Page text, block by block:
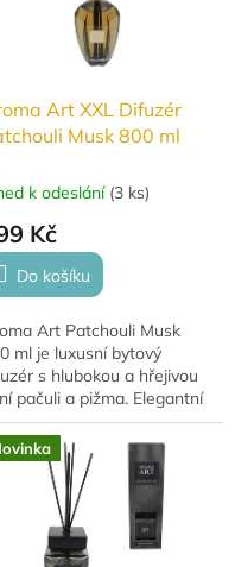
Art XXL Difuzér
Musk 800 ml
k odeslání (3 ks)
Kč
Do košíku
Art Patchouli Musk
ml je luxusní bytový
s hlubokou a hřejivou
pačuli a pižma. Elegantní
v tmavém skleněném
dodá interiéru styl